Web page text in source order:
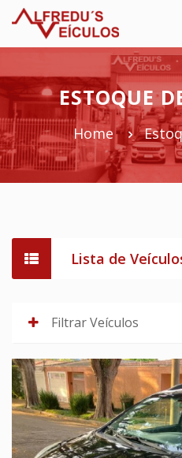
ESTOQUE
Home
Lista de
Filtrar Veículos